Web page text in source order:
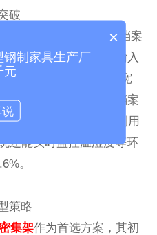
破
物联管理系统，实现档案
射。当管理员在终端输入
架体间距至30cm安全宽
实际案例显示，某市档案
间缩短至47秒，空间利用
还能实时监控温湿度等环
。
策略
集架作为首选方案，其初
×
制家具生产厂
元